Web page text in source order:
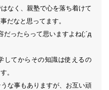
なく、親塾で心を落ち着けて
だなと思ってます。
だったらって思いますよね(;´д
してからその知識は使えるの
。
な事もありますが、お互い頑